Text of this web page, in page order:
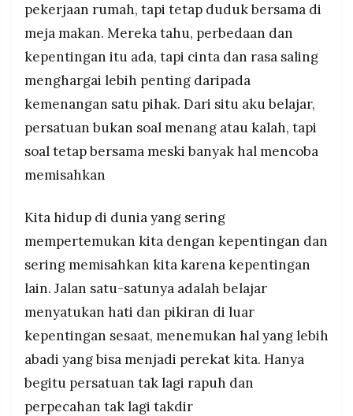
pekerjaan rumah, tapi tetap duduk bersama di
meja makan. Mereka tahu, perbedaan dan
kepentingan itu ada, tapi cinta dan rasa saling
menghargai lebih penting daripada
kemenangan satu pihak. Dari situ aku belajar,
persatuan bukan soal menang atau kalah, tapi
soal tetap bersama meski banyak hal mencoba
memisahkan
Kita hidup di dunia yang sering
mempertemukan kita dengan kepentingan dan
sering memisahkan kita karena kepentingan
lain. Jalan satu-satunya adalah belajar
menyatukan hati dan pikiran di luar
kepentingan sesaat, menemukan hal yang lebih
abadi yang bisa menjadi perekat kita. Hanya
begitu persatuan tak lagi rapuh dan
perpecahan tak lagi takdir